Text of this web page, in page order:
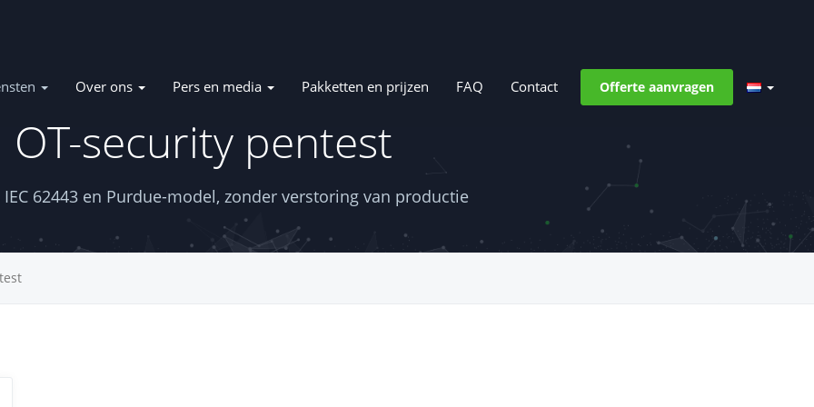
Over ons Pers en media Pakketten en prijzen FAQ Contact Offerte aanvragen
OT-security pentest
IEC 62443 en Purdue-model, zonder verstoring van productie